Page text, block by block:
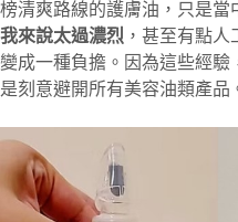
榜清爽路線的護膚油，只是當
我來說太過濃烈 ，甚至有點
變成一種負擔。因為這些經
是刻意避開所有美容油類產品